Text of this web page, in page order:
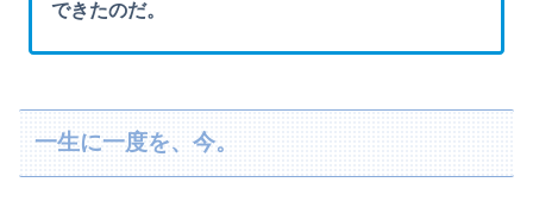
できたのだ。
一生に一度を、今。